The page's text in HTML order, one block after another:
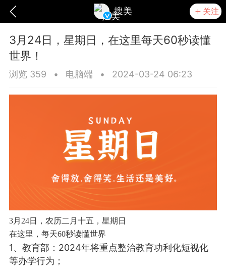
搜美 关注
卡卡动能素 无创溶斑术
美业357 芯诗妍
3月24日，星期日，在这里每天60秒读懂
世界！
浏览 359 • 电脑端 • 2024-03-24 06:23
3月24日，农历二月十五，星期日
在这里，每天60秒读懂世界
1、教育部：2024年将重点整治教育功利化短视化
等办学行为；